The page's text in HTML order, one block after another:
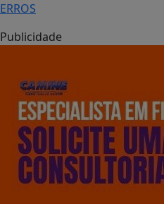
ERROS
Publicidade